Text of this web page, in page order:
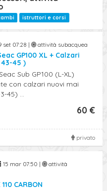
istruttori e corsi
set 07:28 | attività subacquea
GP100 XL + Calzari
45 )
Sub GP100 (L-XL)
con calzari nuovi mai
45) ...
60 €
privato
15 mar 07:50 |
attività
110 CARBON